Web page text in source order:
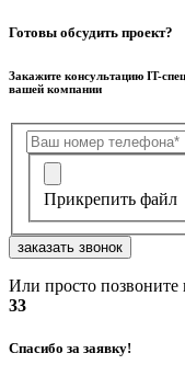
Готовы обсудить проект?
Закажите консультацию IT-
вашей компании
Прикрепить файл
заказать звонок
Или просто позвоните
33
Спасибо за заявку!